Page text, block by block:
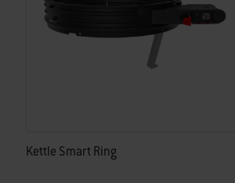
Kettle Smart Ring